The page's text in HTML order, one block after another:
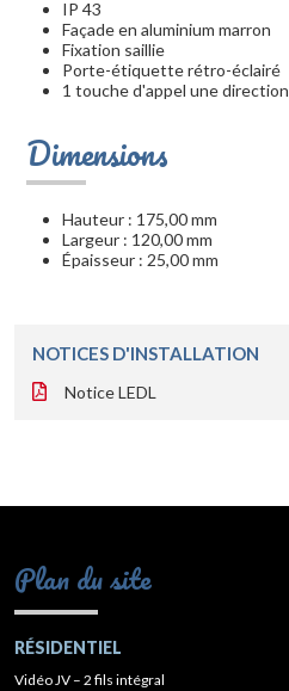
IP 43
Façade en aluminium marron
Fixation saillie
Porte-étiquette rétro-éclairé
1 touche d'appel une direction
Dimensions
Hauteur : 175,00 mm
Largeur : 120,00 mm
Épaisseur : 25,00 mm
NOTICES D'INSTALLATION
Notice LEDL
Plan du site
RÉSIDENTIEL
Vidéo JV – 2 fils intégral